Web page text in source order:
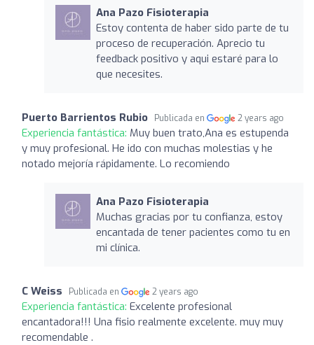
Ana Pazo Fisioterapia
Estoy contenta de haber sido parte de tu
proceso de recuperación. Aprecio tu
feedback positivo y aqui estaré para lo
que necesites.
Puerto Barrientos Rubio Publicada en 2 years ago
Experiencia fantástica: Muy buen trato,Ana es estupenda
y muy profesional. He ido con muchas molestias y he
notado mejoría rápidamente. Lo recomiendo
Ana Pazo Fisioterapia
Muchas gracias por tu confianza, estoy
encantada de tener pacientes como tu en
mi clínica.
C Weiss Publicada en 2 years ago
Experiencia fantástica: Excelente profesional
encantadora!!! Una fisio realmente excelente. muy muy
recomendable .